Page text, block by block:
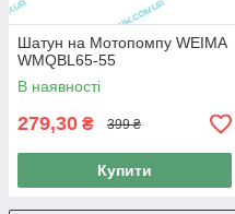
Шатун на Мотопомпу WEIMA
WMQBL65-55
В наявності
279,30 ₴ 399 ₴
Купити